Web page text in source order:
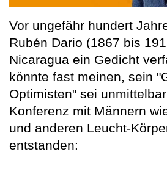
Vor ungefähr hundert
Rubén Dario (1867 bis
Nicaragua ein Gedicht
könnte fast meinen, sein
Optimisten" sei
Konferenz mit Männern
und anderen Leucht-
entstanden: